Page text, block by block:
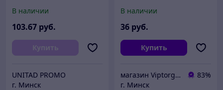
RCS, 900 мл
В наличии
103.67 руб.
Купить
UNITAD PROMO
г. Минск
нержавеющей стали
В наличии
36 руб.
Купить
магазин Viptorg.by
83%
г. Минск